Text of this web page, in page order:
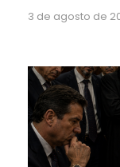
3 de agosto de